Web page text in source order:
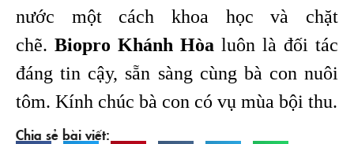
nước một cách khoa học và chặt
chẽ. Biopro Khánh Hòa luôn là đối tác
đáng tin cậy, sẵn sàng cùng bà con nuôi
tôm. Kính chúc bà con có vụ mùa bội thu.
Chia sẻ bài viết: